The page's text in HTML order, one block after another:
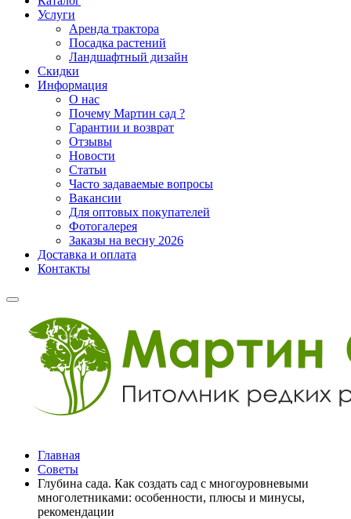
Услуги
Аренда трактора
Посадка растений
Ландшафтный дизайн
Скидки
Информация
О нас
Почему Мартин сад ?
Гарантии и возврат
Отзывы
Новости
Статьи
Часто задаваемые вопросы
Вакансии
Для оптовых покупателей
Фотогалерея
Заказы на весну 2026
Доставка и оплата
Контакты
Главная
Советы
Глубина сада. Как создать сад с многоуровневыми
многолетниками: особенности, плюсы и минусы,
рекомендации